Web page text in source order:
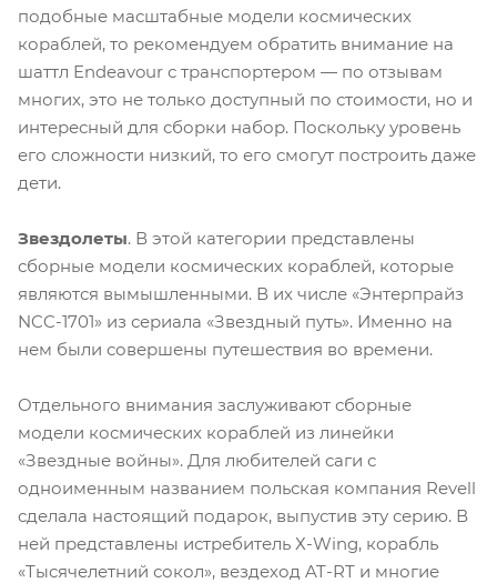
подобные масштабные модели космических
кораблей, то рекомендуем обратить внимание на
шаттл Endeavour с транспортером — по отзывам
многих, это не только доступный по стоимости, но и
интересный для сборки набор. Поскольку уровень
его сложности низкий, то его смогут построить даже
дети.
Звездолеты. В этой категории представлены
сборные модели космических кораблей, которые
являются вымышленными. В их числе «Энтерпрайз
NCC-1701» из сериала «Звездный путь». Именно на
нем были совершены путешествия во времени.
Отдельного внимания заслуживают сборные
модели космических кораблей из линейки
«Звездные войны». Для любителей саги с
одноименным названием польская компания Revell
сделала настоящий подарок, выпустив эту серию. В
ней представлены истребитель Х-Wing, корабль
«Тысячелетний сокол», вездеход AT-RT и многие